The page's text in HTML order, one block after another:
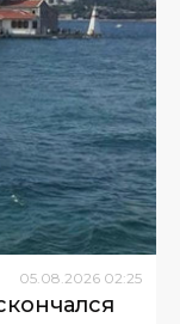
05.08.2026 02:25